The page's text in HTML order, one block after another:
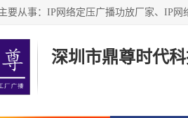
深圳市鼎尊时代